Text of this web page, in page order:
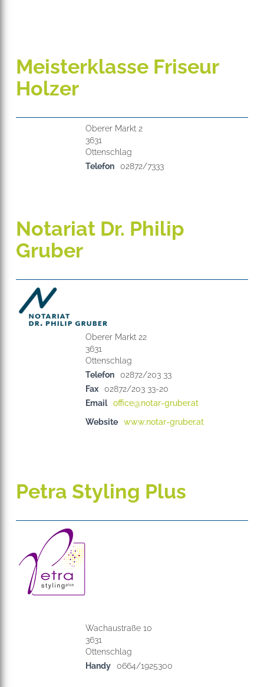
Meisterklasse Friseur
Holzer
Oberer Markt 2
3631
Telefon 02872/7333
Notariat Dr. Philip
Gruber
Oberer Markt 22
3631
Telefon 02872/203 33
Fax 02872/203 33-20
Email office@notar-gruber.at
Website www.notar-gruber.at
Petra Styling Plus
Wachaustraße 10
3631
Handy 0664/1925300